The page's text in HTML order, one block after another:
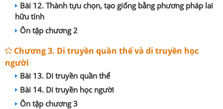
Bài 12. Thành tựu chọn, tạo giống bằng phương pháp lai
hữu tính
Ôn tập chương 2
Chương 3. Di truyền quần thể và di truyền học
người
Bài 13. Di truyền quần thể
Bài 14. Di truyền học người
Ôn tập chương 3